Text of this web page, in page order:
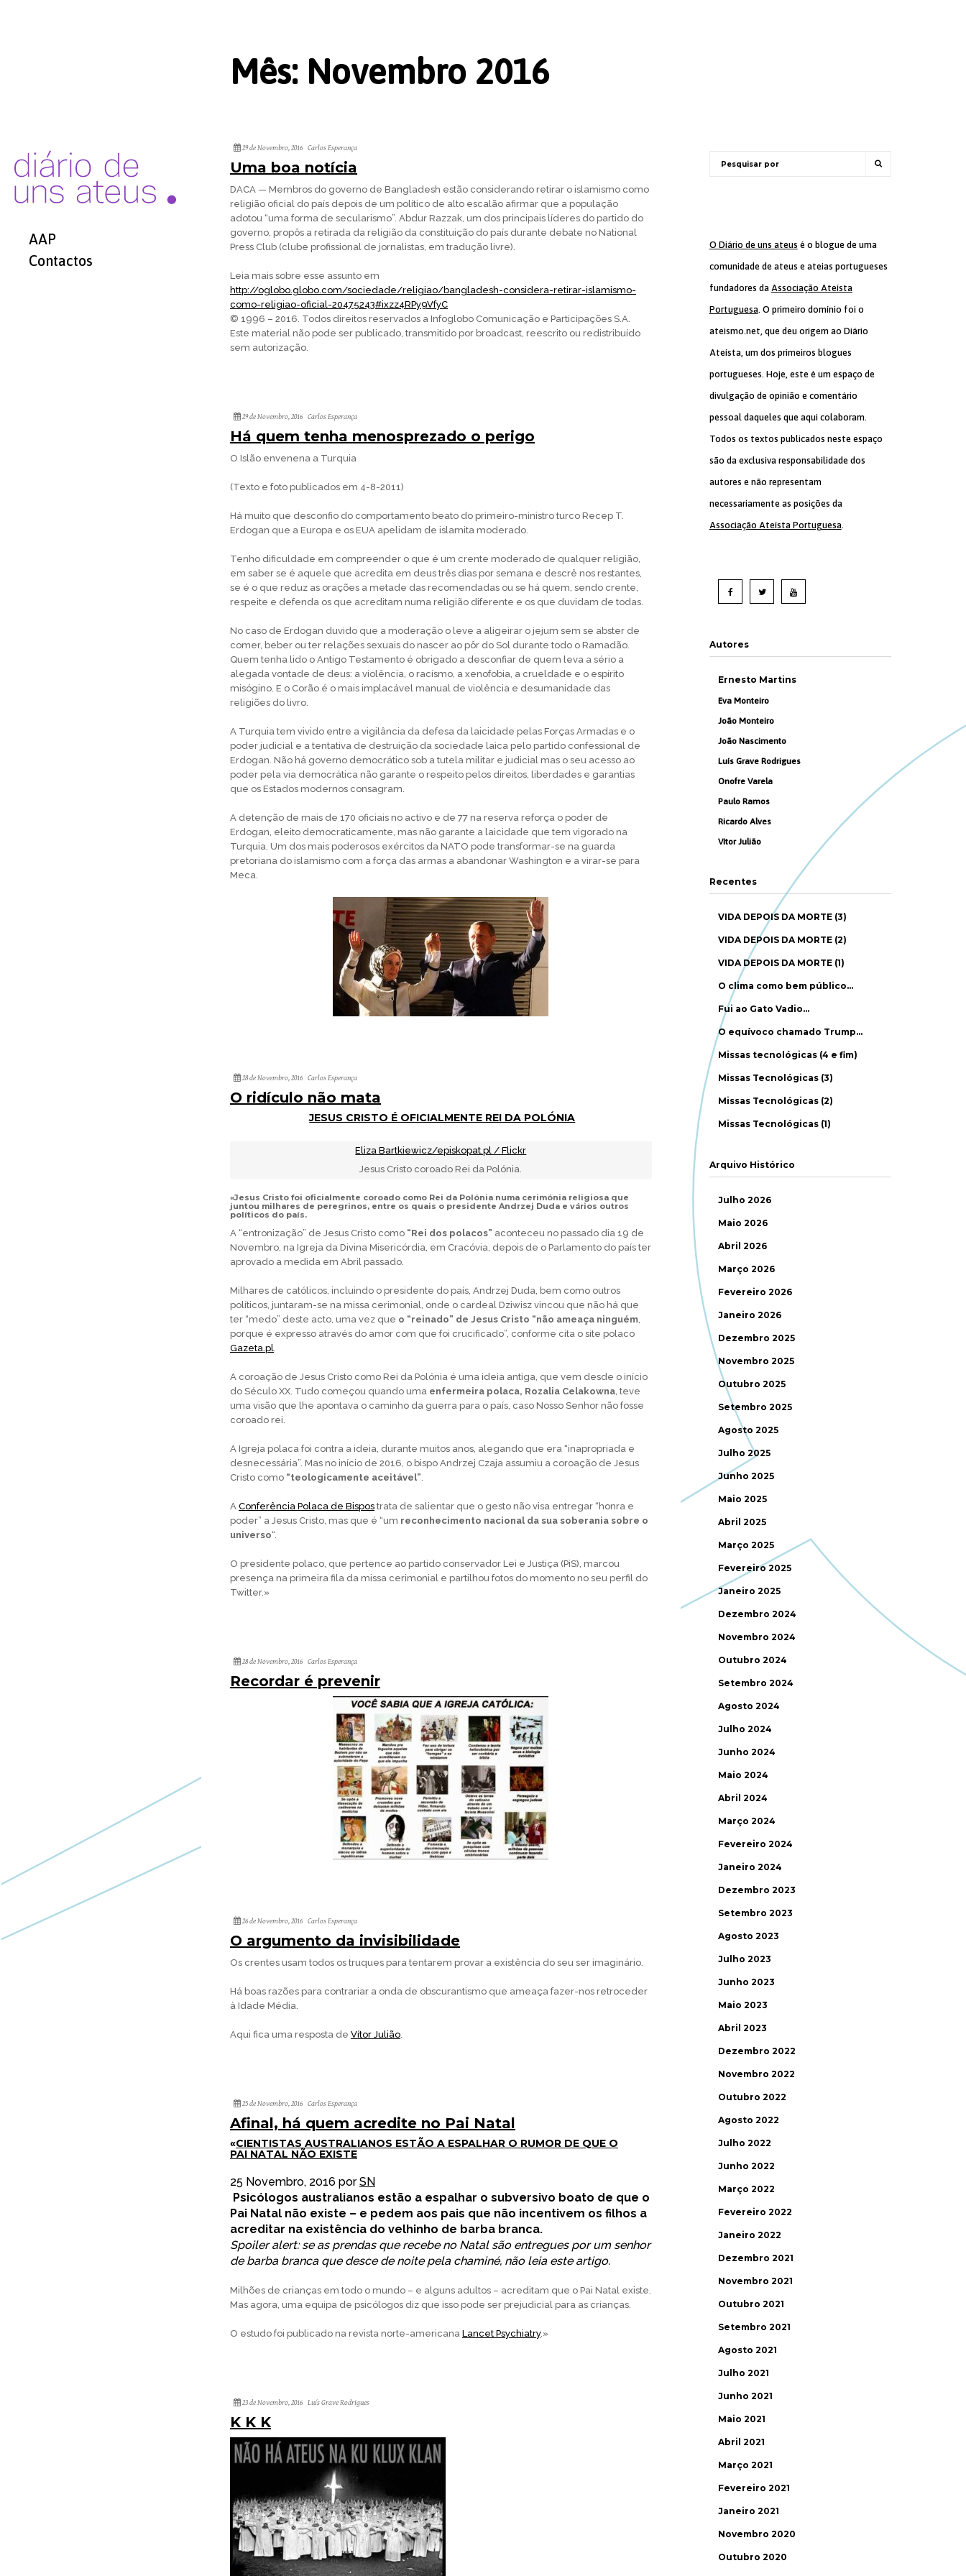
AAP
Contactos
Mês: Novembro 2016
29 de Novembro, 2016 Carlos Esperança
Uma boa notícia
DACA — Membros do governo de Bangladesh estão considerando retirar o islamismo como
religião oficial do país depois de um político de alto escalão afirmar que a população
adotou “uma forma de secularismo”. Abdur Razzak, um dos principais líderes do partido do
governo, propôs a retirada da religião da constituição do país durante debate no National
Press Club (clube profissional de jornalistas, em tradução livre).
Leia mais sobre esse assunto em
http://oglobo.globo.com/sociedade/religiao/bangladesh-considera-retirar-islamismo-
como-religiao-oficial-20475243#ixzz4RPy9VfyC
© 1996 – 2016. Todos direitos reservados a Infoglobo Comunicação e Participações S.A.
Este material não pode ser publicado, transmitido por broadcast, reescrito ou redistribuído
sem autorização.
29 de Novembro, 2016 Carlos Esperança
Há quem tenha menosprezado o perigo
O Islão envenena a Turquia
(Texto e foto publicados em 4-8-2011)
Há muito que desconfio do comportamento beato do primeiro-ministro turco Recep T.
Erdogan que a Europa e os EUA apelidam de islamita moderado.
Tenho dificuldade em compreender o que é um crente moderado de qualquer religião,
em saber se é aquele que acredita em deus três dias por semana e descrê nos restantes,
se é o que reduz as orações a metade das recomendadas ou se há quem, sendo crente,
respeite e defenda os que acreditam numa religião diferente e os que duvidam de todas.
No caso de Erdogan duvido que a moderação o leve a aligeirar o jejum sem se abster de
comer, beber ou ter relações sexuais do nascer ao pôr do Sol durante todo o Ramadão.
Quem tenha lido o Antigo Testamento é obrigado a desconfiar de quem leva a sério a
alegada vontade de deus: a violência, o racismo, a xenofobia, a crueldade e o espírito
misógino. E o Corão é o mais implacável manual de violência e desumanidade das
religiões do livro.
A Turquia tem vivido entre a vigilância da defesa da laicidade pelas Forças Armadas e o
poder judicial e a tentativa de destruição da sociedade laica pelo partido confessional de
Erdogan. Não há governo democrático sob a tutela militar e judicial mas o seu acesso ao
poder pela via democrática não garante o respeito pelos direitos, liberdades e garantias
que os Estados modernos consagram.
A detenção de mais de 170 oficiais no activo e de 77 na reserva reforça o poder de
Erdogan, eleito democraticamente, mas não garante a laicidade que tem vigorado na
Turquia. Um dos mais poderosos exércitos da NATO pode transformar-se na guarda
pretoriana do islamismo com a força das armas a abandonar Washington e a virar-se para
Meca.
28 de Novembro, 2016 Carlos Esperança
O ridículo não mata
JESUS CRISTO É OFICIALMENTE REI DA POLÓNIA
Eliza Bartkiewicz/episkopat.pl / Flickr
Jesus Cristo coroado Rei da Polónia.
«Jesus Cristo foi oficialmente coroado como Rei da Polónia numa cerimónia religiosa que
juntou milhares de peregrinos, entre os quais o presidente Andrzej Duda e vários outros
políticos do país.
A “entronização” de Jesus Cristo como “Rei dos polacos” aconteceu no passado dia 19 de
Novembro, na Igreja da Divina Misericórdia, em Cracóvia, depois de o Parlamento do país ter
aprovado a medida em Abril passado.
Milhares de católicos, incluindo o presidente do país, Andrzej Duda, bem como outros
políticos, juntaram-se na missa cerimonial, onde o cardeal Dziwisz vincou que não há que
ter “medo” deste acto, uma vez que o “reinado” de Jesus Cristo “não ameaça ninguém,
porque é expresso através do amor com que foi crucificado”, conforme cita o site polaco
Gazeta.pl.
A coroação de Jesus Cristo como Rei da Polónia é uma ideia antiga, que vem desde o início
do Século XX. Tudo começou quando uma enfermeira polaca, Rozalia Celakowna, teve
uma visão que lhe apontava o caminho da guerra para o país, caso Nosso Senhor não fosse
coroado rei.
A Igreja polaca foi contra a ideia, durante muitos anos, alegando que era “inapropriada e
desnecessária”. Mas no início de 2016, o bispo Andrzej Czaja assumiu a coroação de Jesus
Cristo como “teologicamente aceitável”.
A Conferência Polaca de Bispos trata de salientar que o gesto não visa entregar “honra e
poder” a Jesus Cristo, mas que é “um reconhecimento nacional da sua soberania sobre o
universo“.
O presidente polaco, que pertence ao partido conservador Lei e Justiça (PiS), marcou
presença na primeira fila da missa cerimonial e partilhou fotos do momento no seu perfil do
Twitter.»
28 de Novembro, 2016 Carlos Esperança
Recordar é prevenir
26 de Novembro, 2016 Carlos Esperança
O argumento da invisibilidade
Os crentes usam todos os truques para tentarem provar a existência do seu ser imaginário.
Há boas razões para contrariar a onda de obscurantismo que ameaça fazer-nos retroceder
à Idade Média.
Aqui fica uma resposta de Vítor Julião.
25 de Novembro, 2016 Carlos Esperança
Afinal, há quem acredite no Pai Natal
«CIENTISTAS AUSTRALIANOS ESTÃO A ESPALHAR O RUMOR DE QUE O
PAI NATAL NÃO EXISTE
25 Novembro, 2016 porSN
Psicólogos australianos estão a espalhar o subversivo boato de que o
Pai Natal não existe – e pedem aos pais que não incentivem os filhos a
acreditar na existência do velhinho de barba branca.
Spoiler alert: se as prendas que recebe no Natal são entregues por um senhor
de barba branca que desce de noite pela chaminé, não leia este artigo.
Milhões de crianças em todo o mundo – e alguns adultos – acreditam que o Pai Natal existe.
Mas agora, uma equipa de psicólogos diz que isso pode ser prejudicial para as crianças.
O estudo foi publicado na revista norte-americana Lancet Psychiatry.»
23 de Novembro, 2016 Luís Grave Rodrigues
K K K
O Diário de uns ateus é o blogue de uma
comunidade de ateus e ateias portugueses
fundadores da Associação Ateísta
Portuguesa. O primeiro domínio foi o
ateismo.net, que deu origem ao Diário
Ateísta, um dos primeiros blogues
portugueses. Hoje, este é um espaço de
divulgação de opinião e comentário
pessoal daqueles que aqui colaboram.
Todos os textos publicados neste espaço
são da exclusiva responsabilidade dos
autores e não representam
necessariamente as posições da
Associação Ateísta Portuguesa.
Autores
Ernesto Martins
Eva Monteiro
João Monteiro
João Nascimento
Luís Grave Rodrigues
Onofre Varela
Paulo Ramos
Ricardo Alves
Vítor Julião
Recentes
VIDA DEPOIS DA MORTE (3)
VIDA DEPOIS DA MORTE (2)
VIDA DEPOIS DA MORTE (1)
O clima como bem público…
Fui ao Gato Vadio…
O equívoco chamado Trump…
Missas tecnológicas (4 e fim)
Missas Tecnológicas (3)
Missas Tecnológicas (2)
Missas Tecnológicas (1)
Arquivo Histórico
Julho 2026
Maio 2026
Abril 2026
Março 2026
Fevereiro 2026
Janeiro 2026
Dezembro 2025
Novembro 2025
Outubro 2025
Setembro 2025
Agosto 2025
Julho 2025
Junho 2025
Maio 2025
Abril 2025
Março 2025
Fevereiro 2025
Janeiro 2025
Dezembro 2024
Novembro 2024
Outubro 2024
Setembro 2024
Agosto 2024
Julho 2024
Junho 2024
Maio 2024
Abril 2024
Março 2024
Fevereiro 2024
Janeiro 2024
Dezembro 2023
Setembro 2023
Agosto 2023
Julho 2023
Junho 2023
Maio 2023
Abril 2023
Dezembro 2022
Novembro 2022
Outubro 2022
Agosto 2022
Julho 2022
Junho 2022
Março 2022
Fevereiro 2022
Janeiro 2022
Dezembro 2021
Novembro 2021
Outubro 2021
Setembro 2021
Agosto 2021
Julho 2021
Junho 2021
Maio 2021
Abril 2021
Março 2021
Fevereiro 2021
Janeiro 2021
Novembro 2020
Outubro 2020